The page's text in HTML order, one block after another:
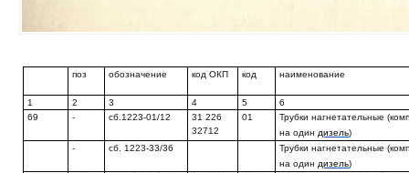
поз обозначение код ОКП код наименование
1 2 3 4 5
6
69
- сб.1223-01/12
31 226
32712
01
Трубки нагнетательные
на один дизель)
-
сб. 1223-33/36
Трубки нагнетательные
на один дизель)